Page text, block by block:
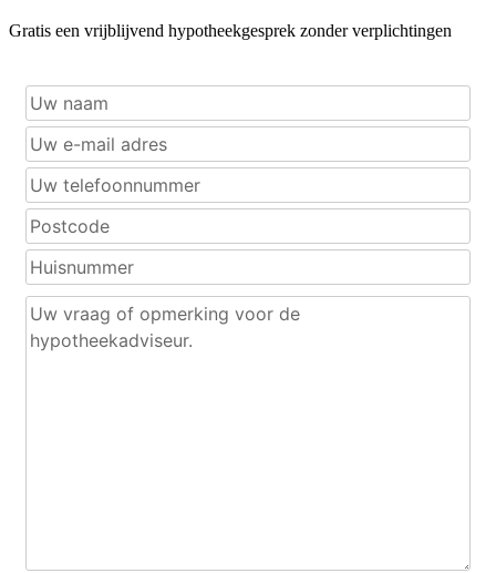
Gratis een vrijblijvend hypotheekgesprek zonder verplichtingen